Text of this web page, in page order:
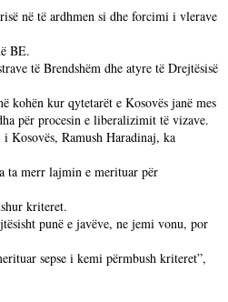
në të ardhmen si dhe forcimi i vlerave
BE.
të Brendshëm dhe atyre të Drejtësisë
kohën kur qytetarët e Kosovës janë mes
për procesin e liberalizimit të vizave.
Kosovës, Ramush Haradinaj, ka
ta merr lajmin e merituar për
kriteret.
punë e javëve, ne jemi vonu, por
sepse i kemi përmbush kriteret”,